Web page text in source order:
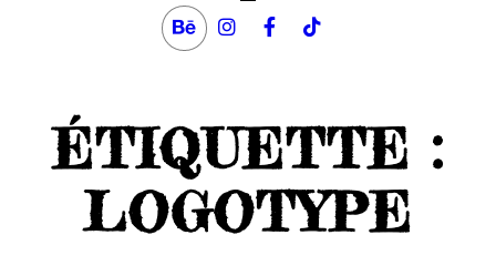
ÉTIQUETTE :
LOGOTYPE